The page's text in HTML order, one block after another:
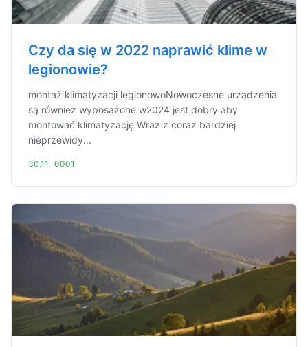
Czy da się w 2022 naprawić klime w
legionowie?
montaż klimatyzacji legionowoNowoczesne urządzenia
są również wyposażone w2024 jest dobry aby
montować klimatyzację Wraz z coraz bardziej
nieprzewidy...
30.11.-0001